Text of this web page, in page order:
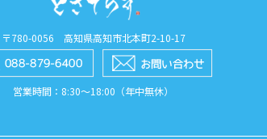
〒780-0056 高知県高知市北本町2-10-17
営業時間：8:30〜18:00（年中無休）